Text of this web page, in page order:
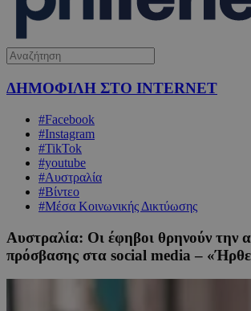
ΔΗΜΟΦΙΛΗ ΣΤΟ INTERNET
#Facebook
#Instagram
#TikTok
#youtube
#Αυστραλία
#Βίντεο
#Μέσα Κοινωνικής Δικτύωσης
Αυστραλία: Οι έφηβοι θρηνούν την
πρόσβασης στα social media – «Ήρθε